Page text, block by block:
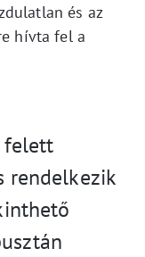
és az
hívta fel a
felett
rendelkezik